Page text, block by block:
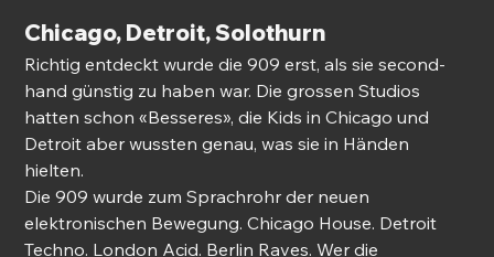
Chicago, Detroit, Solothurn
Richtig entdeckt wurde die 909 erst, als sie second-
hand günstig zu haben war. Die grossen Studios
hatten schon «Besseres», die Kids in Chicago und
Detroit aber wussten genau, was sie in Händen
hielten.
Die 909 wurde zum Sprachrohr der neuen
elektronischen Bewegung. Chicago House. Detroit
Techno. London Acid. Berlin Raves. Wer die